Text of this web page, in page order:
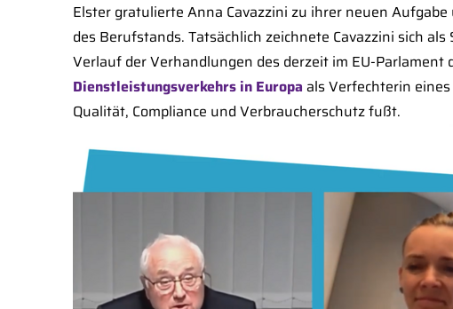
Elster gratulierte Anna Cavazzini zu ihrer neuen
des Berufstands. Tatsächlich zeichnete Cavazzini sich
Verlauf der Verhandlungen des derzeit im EU-
Dienstleistungsverkehrs in Europa als Verfechterin
Qualität, Compliance und Verbraucherschutz fußt.